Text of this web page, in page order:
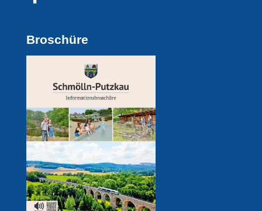
Broschüre